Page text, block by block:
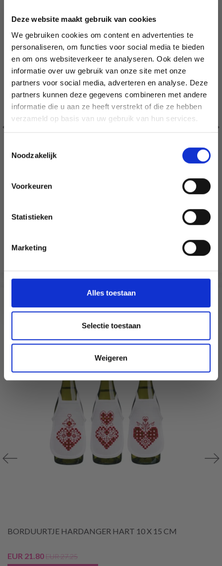
Deze website maakt gebruik van cookies
We gebruiken cookies om content en advertenties te
personaliseren, om functies voor social media te bieden
en om ons websiteverkeer te analyseren. Ook delen we
informatie over uw gebruik van onze site met onze
partners voor social media, adverteren en analyse. Deze
partners kunnen deze gegevens combineren met andere
informatie die u aan ze heeft verstrekt of die ze hebben
verzameld op basis van uw gebruik van hun services.
Noodzakelijk
Voorkeuren
Statistieken
Marketing
Alles toestaan
Selectie toestaan
Weigeren
BORDUURTJE HARDANGER HART 10 X 15 CM
EUR 21.80EUR 27.25
Économisez jusqu'à 50 %
Soyez le premier à connaître nos soldes et
Wil je liever nieuws ontvangen over onze
Nederlands?